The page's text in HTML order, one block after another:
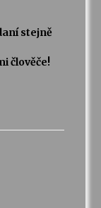
stejně
člověče!